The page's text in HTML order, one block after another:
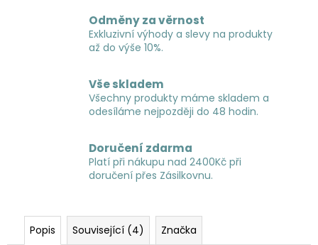
Odměny za věrnost
Exkluzivní výhody a slevy na produkty
až do výše 10%.
Vše skladem
Všechny produkty máme skladem a
odesíláme nejpozději do 48 hodin.
Doručení zdarma
Platí při nákupu nad 2400Kč při
doručení přes Zásilkovnu.
Popis Související (4) Značka